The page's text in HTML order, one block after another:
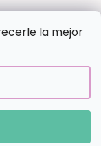
la mejor
reservados.